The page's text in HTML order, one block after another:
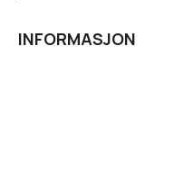
INFORMASJON